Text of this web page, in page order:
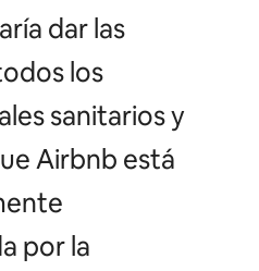
dar las
los
sanitarios y
Airbnb está
por la